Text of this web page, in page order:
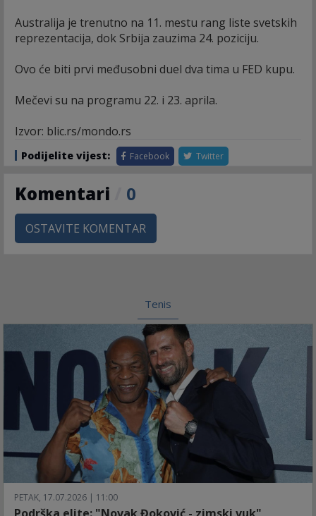
Australija je trenutno na 11. mestu rang liste svetskih
reprezentacija, dok Srbija zauzima 24. poziciju.
Ovo će biti prvi međusobni duel dva tima u FED kupu.
Mečevi su na programu 22. i 23. aprila.
Izvor: blic.rs/mondo.rs
Podijelite vijest: Facebook Twitter
Komentari 0
OSTAVITE KOMENTAR
Tenis
PETAK, 17.07.2026 | 11:00